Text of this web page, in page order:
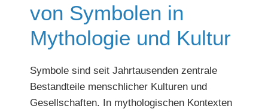
von Symbolen in
Mythologie und Kultur
Symbole sind seit Jahrtausenden zentrale
Bestandteile menschlicher Kulturen und
Gesellschaften. In mythologischen Kontexten